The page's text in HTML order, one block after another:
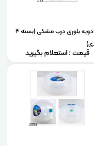
جا ادویه بلوری درب مشکی (بسته 4
قیمت : استعلام بگیرید